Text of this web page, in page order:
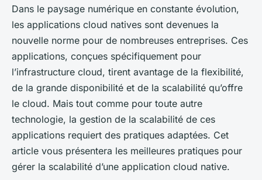
Quelles sont les meilleures
pratiques pour gérer la
scalabilité d'une application
cloud native?
Dans le paysage numérique en constante évolution,
les applications cloud natives sont devenues la
nouvelle norme pour de nombreuses entreprises. Ces
applications, conçues spécifiquement pour
l’infrastructure cloud, tirent avantage de la flexibilité,
de la grande disponibilité et de la scalabilité qu’offre
le cloud. Mais tout comme pour toute autre
technologie, la gestion de la scalabilité de ces
applications requiert des pratiques adaptées. Cet
article vous présentera les meilleures pratiques pour
gérer la scalabilité d’une application cloud native.